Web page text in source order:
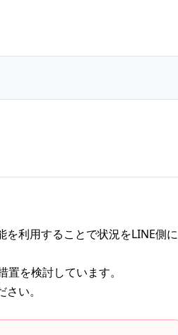
利用することで状況をLINE側に
を検討しています。
い。